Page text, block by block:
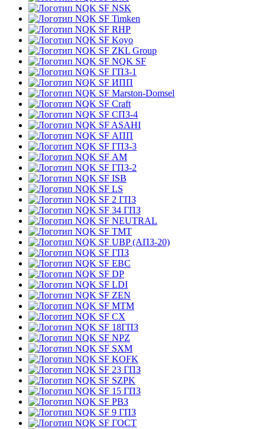
NSK
Timken
RHP
Koyo
ZKL Group
NQK SF
ГПЗ-1
ИПП
Marston-Domsel
Craft
СПЗ-4
ASAHI
АПП
ГПЗ-3
АМ
ГПЗ-2
ISB
LS
2 ГПЗ
34 ГПЗ
NEUTRAL
TMT
UBP (АПЗ-20)
ГПЗ
EBC
DP
LDI
ZEN
MTM
CX
18ГПЗ
NPZ
SXM
KOFK
23 ГПЗ
SZPK
15 ГПЗ
РВЗ
9 ГПЗ
ГОСТ